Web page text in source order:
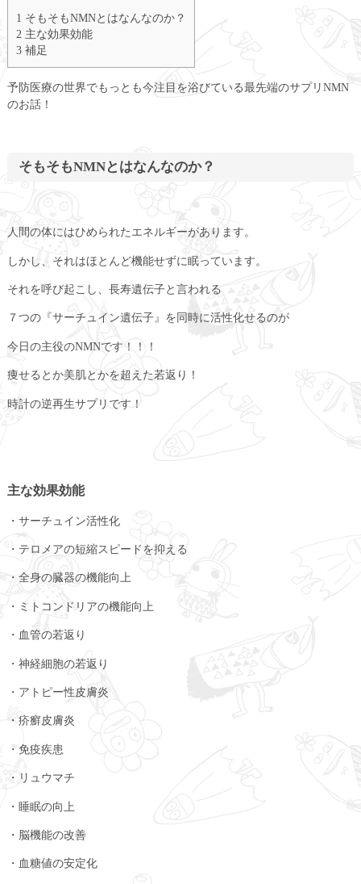
1 そもそもNMNとはなんなのか？
2 主な効果効能
3 補足
予防医療の世界でもっとも今注目を浴びている最先端のサプリNMN
のお話！
そもそもNMNとはなんなのか？
人間の体にはひめられたエネルギーがあります。
しかし、それはほとんど機能せずに眠っています。
それを呼び起こし、長寿遺伝子と言われる
７つの『サーチュイン遺伝子』を同時に活性化せるのが
今日の主役のNMNです！！！
痩せるとか美肌とかを超えた若返り！
時計の逆再生サプリです！
主な効果効能
・サーチュイン活性化
・テロメアの短縮スピードを抑える
・全身の臓器の機能向上
・ミトコンドリアの機能向上
・血管の若返り
・神経細胞の若返り
・アトピー性皮膚炎
・疥癬皮膚炎
・免疫疾患
・リュウマチ
・睡眠の向上
・脳機能の改善
・血糖値の安定化